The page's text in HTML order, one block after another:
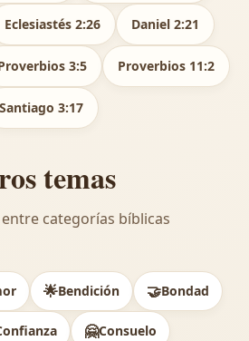
Eclesiastés 2:26 Daniel 2:21
3:5 Proverbios 11:2
Santiago 3:17
temas
categorías bíblicas
🌟Bendición 🤝Bondad
🤗Consuelo